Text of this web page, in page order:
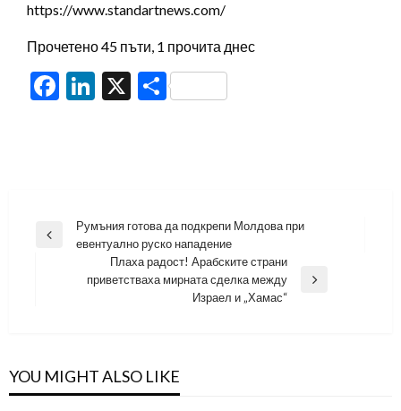
https://www.standartnews.com/
Прочетено 45 пъти, 1 прочита днес
Facebook
LinkedIn
X Share
Навигация
Previous
Румъния готова да подкрепи Молдова при
евентуално руско нападение
Плаха радост! Арабските страни
приветстваха мирната сделка между
Израел и „Хамас“
YOU MIGHT ALSO LIKE